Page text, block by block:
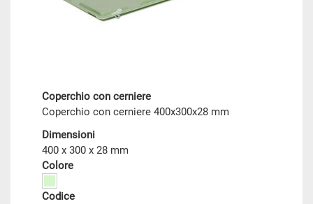
Coperchio con cerniere
Coperchio con cerniere 400x300x28 mm
Dimensioni
400 x 300 x 28 mm
Colore
Codice